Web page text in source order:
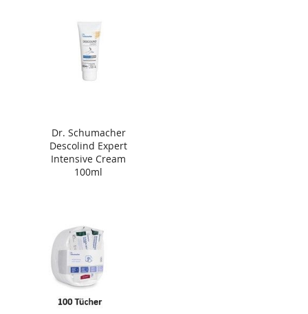
Dr. Schumacher
Descolind Expert
Intensive Cream
100ml